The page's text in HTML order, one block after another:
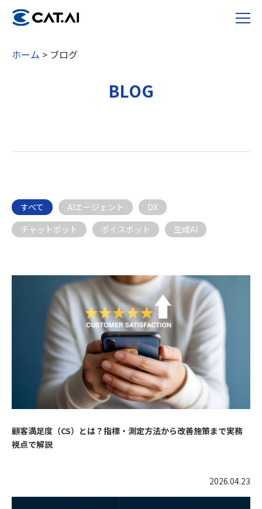
ホーム > ブログ
BLOG
すべて AIエージェント
DX
チャットボット
ボイスボット 生成AI
顧客満足度（CS）とは？指標・測定方法から改善施策まで実務
視点で解説
2026.04.23